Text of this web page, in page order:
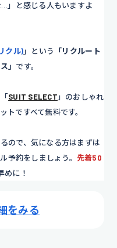
」と感じる人もいますよ
クル)」という
「リクルート
」 です。
SUIT SELECT」のおしゃれ
トですべて無料です。
ので、気になる方はまずは
予約をしましょう。 先着50
めに！
をみる